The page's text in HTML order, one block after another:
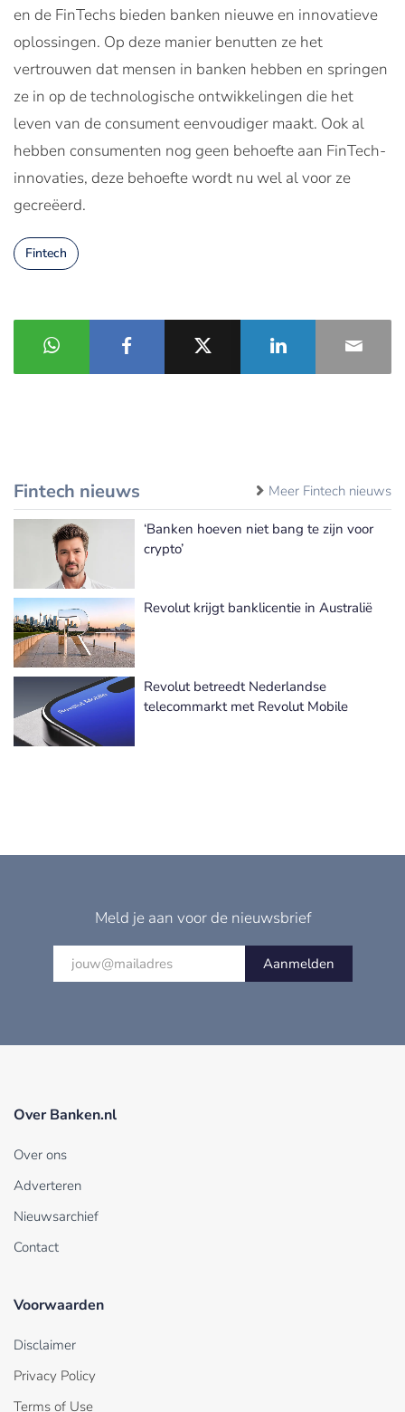
en de FinTechs bieden banken nieuwe en innovatieve
oplossingen. Op deze manier benutten ze het
vertrouwen dat mensen in banken hebben en springen
ze in op de technologische ontwikkelingen die het
leven van de consument eenvoudiger maakt. Ook al
hebben consumenten nog geen behoefte aan FinTech-
innovaties, deze behoefte wordt nu wel al voor ze
gecreëerd.
Fintech
Fintech nieuws Meer Fintech nieuws
‘Banken hoeven niet bang te zijn voor
crypto’
Revolut krijgt banklicentie in Australië
Revolut betreedt Nederlandse
telecommarkt met Revolut Mobile
Meld je aan voor de nieuwsbrief
Aanmelden
Over Banken.nl
Over ons
Adverteren
Nieuwsarchief
Contact
Voorwaarden
Disclaimer
Privacy Policy
Terms of Use